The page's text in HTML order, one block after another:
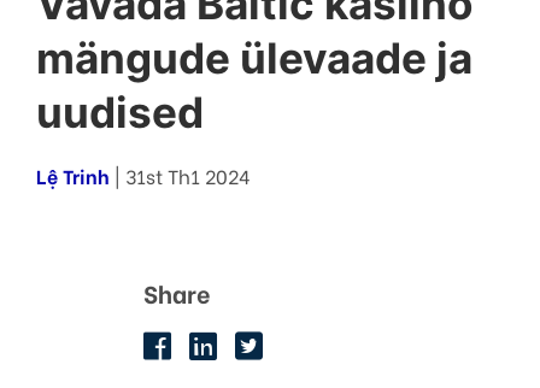
mängude ülevaade ja
uudised
Lệ Trinh | 31st Th1 2024
Share